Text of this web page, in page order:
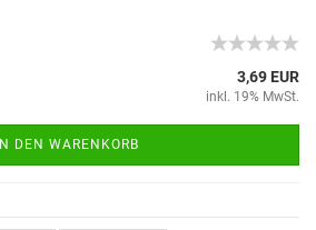
3,69 EUR
inkl. 19% MwSt.
IN DEN WARENKORB